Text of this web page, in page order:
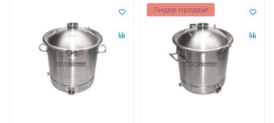
Лидер продаж!